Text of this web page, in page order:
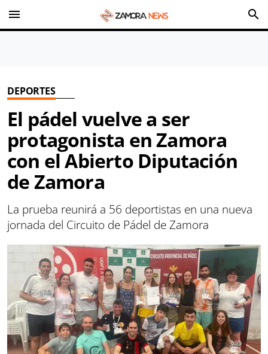
menu search
DEPORTES
El pádel vuelve a ser
protagonista en Zamora
con el Abierto Diputación
de Zamora
La prueba reunirá a 56 deportistas en una nueva
jornada del Circuito de Pádel de Zamora